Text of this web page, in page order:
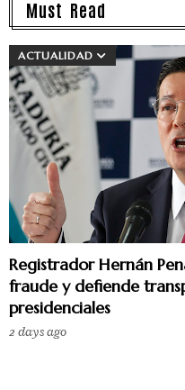
Must Read
ACTUALIDAD
Registrador Hernán
fraude y defiende
presidenciales
2 days ago